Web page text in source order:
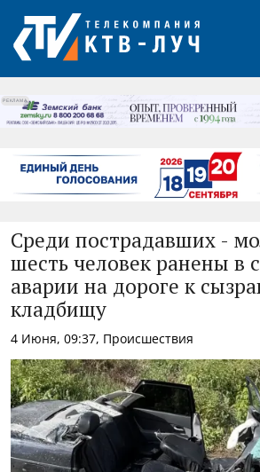
РЕКЛАМА
Среди пострадавших -
шесть человек ранены в
аварии на дороге к
кладбищу
4 Июня, 09:37, Происшествия